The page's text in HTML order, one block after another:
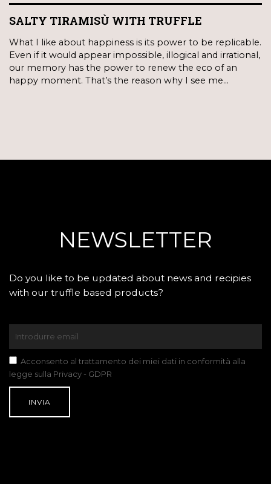
SALTY TIRAMISÙ WITH TRUFFLE
What I like about happiness is its power to be replicable.
Even if it would appear impossible, illogical and irrational,
our memory has the power to renew the eco of an
happy moment. That’s the reason why I see me…
NEWSLETTER
Do you like to be updated about news and recipies
with our truffle based products?
Acconsento al trattamento dei miei dati in conformità alla
legge sulla Privacy - GDPR